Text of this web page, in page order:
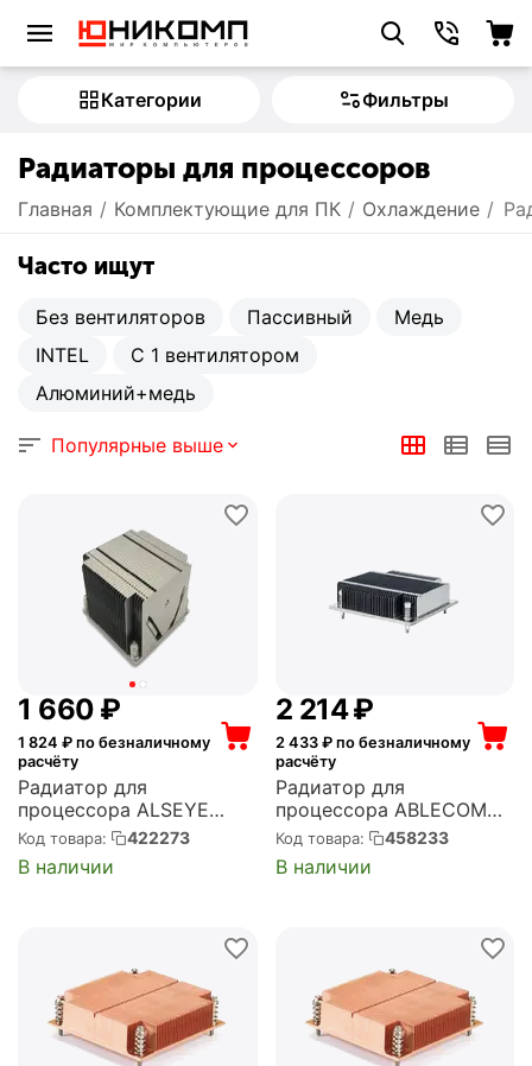
Категории Фильтры
Радиаторы для процессоров
Главная / Комплектующие для ПК / Охлаждение /
Часто ищут
Без вентиляторов Пассивный
Медь
INTEL
С 1 вентилятором
Алюминий+медь
Популярные выше
1 660 ₽
1 824 ₽ по безналичному
расчёту
Радиатор для
процессора ALSEYE
Socket 1356,1366, TDP 95
Вт, алюминиевый, на
винтах, с термопастой,
Код товара: 422273
В наличии
2 214₽
2 433₽ по безналичному
расчёту
Радиатор для
процессора ABLECOM
Socket 115x/1200,
алюминиевый, на
винтах, с термопастой,
Код товара: 458233
В наличии